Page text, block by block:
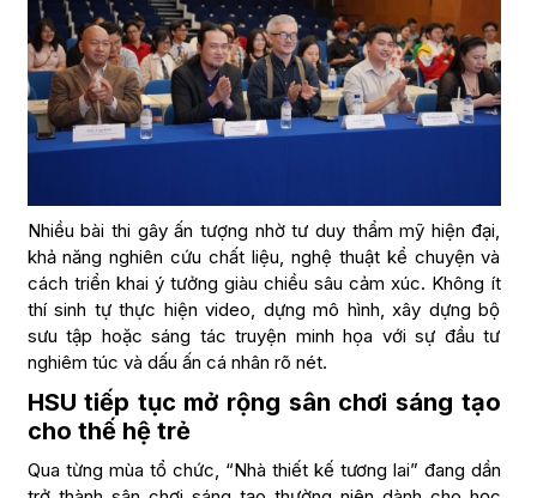
Nhiều bài thi gây ấn tượng nhờ tư duy thẩm mỹ hiện đại,
khả năng nghiên cứu chất liệu, nghệ thuật kể chuyện và
cách triển khai ý tưởng giàu chiều sâu cảm xúc. Không ít
thí sinh tự thực hiện video, dựng mô hình, xây dựng bộ
sưu tập hoặc sáng tác truyện minh họa với sự đầu tư
nghiêm túc và dấu ấn cá nhân rõ nét.
HSU tiếp tục mở rộng sân chơi sáng tạo
cho thế hệ trẻ
Qua từng mùa tổ chức, “Nhà thiết kế tương lai” đang dần